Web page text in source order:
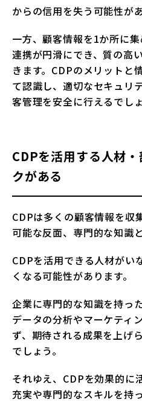
からの信用を失う可能性があ
一方、顧客情報を1か所に
連携が円滑にでき、質の高
きます。CDPのメリットと
て認識し、適切なセキュリ
客管理を安全に行えるでしょ
CDPを活用する人材
クがある
CDPは多くの顧客情報を収
可能な反面、専門的な知識
CDPを活用できる人材がい
くなる可能性があります。
企業に専門的な知識を持っ
データの分析やマーケティ
ず、期待される成果を上げ
でしょう。
それゆえ、CDPを効果的に
充実や専門的なスキルを持